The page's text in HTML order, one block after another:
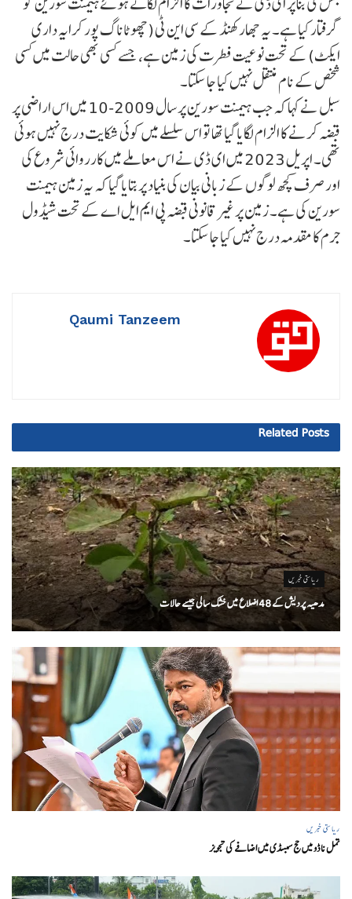
گرفتار کیا ہے۔ یہ جھارکھنڈ کے سی این ٹی (چھوٹاناگ پور کرایہ داری
ایکٹ) کے تحت نوعیت فطرت کی زمین ہے، جسے کسی بھی حالت میں کسی
شخص کے نام منتقل نہیں کیا جا سکتا۔
سبل نے کہا کہ جب ہیمنت سورین پر سال 2009-10 میں اس اراضی پر
قبضہ کرنے کا الزام لگایا گیا تھا تو اس سلسلے میں کوئی شکایت درج نہیں ہوئی
تھی۔ اپریل 2023 میں ای ڈی نے اس معاملے میں کارروائی شروع کی
اور صرف کچھ لوگوں کے زبانی بیان کی بنیاد پر بتایا گیا کہ یہ زمین ہیمنت
سورین کی ہے۔ زمین پر غیر قانونی قبضہ پی ایم ایل اے کے تحت شیڈول
جرم کا مقدمہ درج نہیں کیا جا سکتا۔
Qaumi Tanzeem
Related Posts
ریاستی خبریں
مدھیہ پردیش کے 48 اضلاع میں خشک سالی جیسے حالات
ریاستی خبریں
تمل ناڈو میں حج سبسڈی میں اضافے کی تجویز